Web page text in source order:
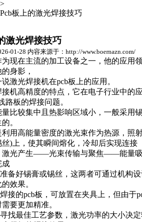
>
Pcb板上的激光焊接技巧
激光焊接技巧
01-28 内容来源于：http://www.boernazn.com/
现在主流的加工设备之一，他的应用
身影，
激光焊接机在pcb板上的应用。
机高精度的特点，它在电子行业中的
路板的焊接问题。
比较集中且热影响区域小，一般采用
。
用高能量密度的激光束作为热源，照
)上，使其瞬间熔化，冷却后实现连接
激光产生——光束传输与聚焦——能
备好锡膏或锡丝，这两者可通过机构
效果。
接的pcb板，可放置在夹具上，但由于
要更加精准。
找最佳工艺参数，激光功率的大小决